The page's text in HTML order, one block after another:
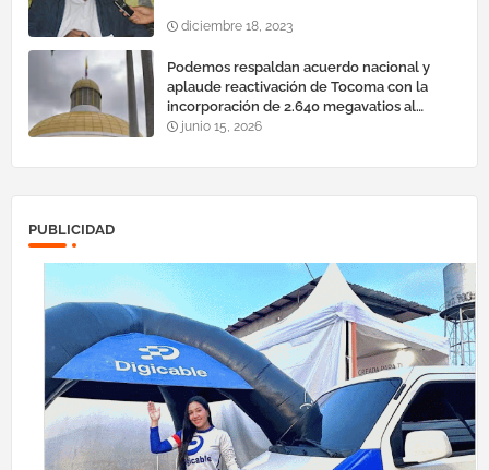
diciembre 18, 2023
Podemos respaldan acuerdo nacional y
aplaude reactivación de Tocoma con la
incorporación de 2.640 megavatios al
sistema eléctrico nacional
junio 15, 2026
PUBLICIDAD